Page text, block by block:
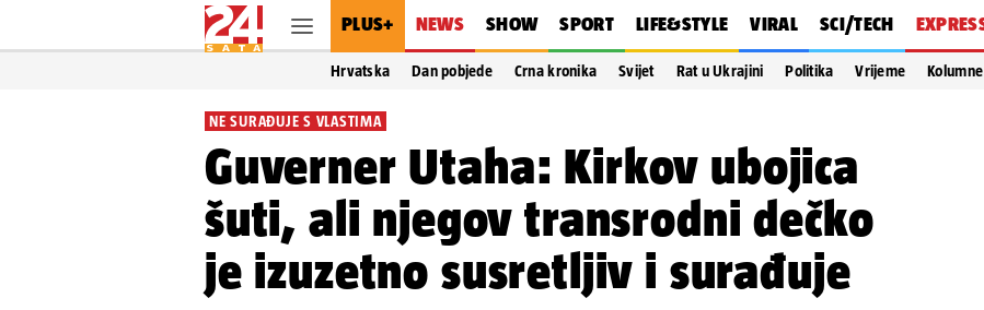
PLUS+ NEWS SHOW SPORT LIFE&STYLE VIRAL SCI/TECH
Hrvatska Dan pobjede Crna kronika Svijet Rat u Ukrajini Politika Vrijeme Kolumne
NE SURAĐUJE S VLASTIMA
Guverner Utaha: Kirkov ubojica
šuti, ali njegov transrodni dečko
je izuzetno susretljiv i surađuje